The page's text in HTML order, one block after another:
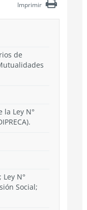
Imprimir
de
Ley N°
N°
Social;